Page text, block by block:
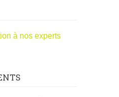
à nos experts